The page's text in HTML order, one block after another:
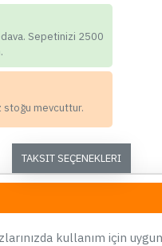
Sepetinizi 2500
stoğu mevcuttur.
TAKSIT SEÇENEKLERI
kullanım için